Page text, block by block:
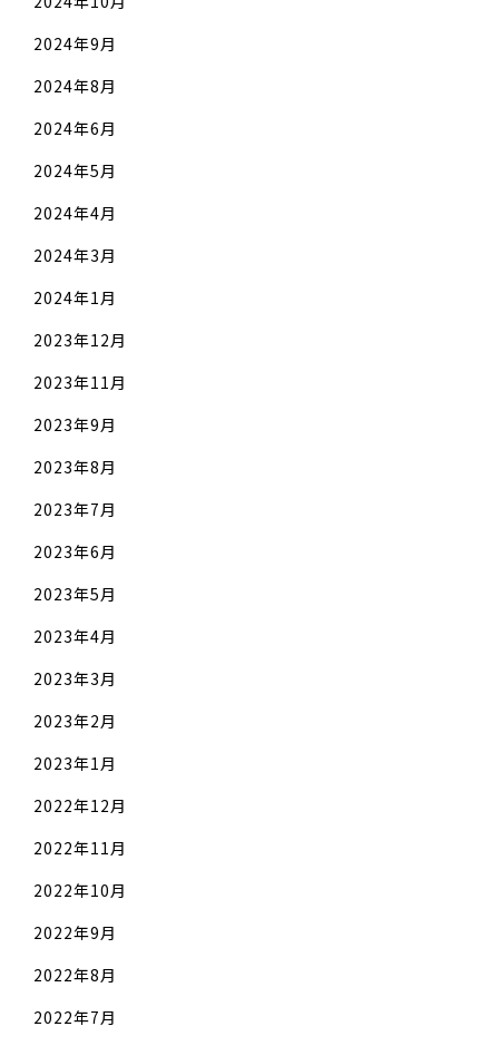
2024年9月
2024年8月
2024年6月
2024年5月
2024年4月
2024年3月
2024年1月
2023年12月
2023年11月
2023年9月
2023年8月
2023年7月
2023年6月
2023年5月
2023年4月
2023年3月
2023年2月
2023年1月
2022年12月
2022年11月
2022年10月
2022年9月
2022年8月
2022年7月